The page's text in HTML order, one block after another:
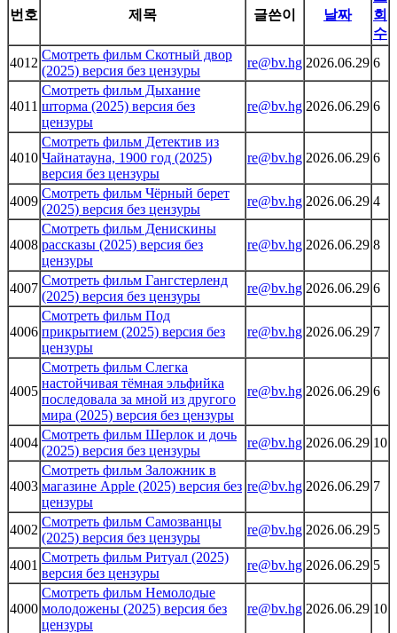
번호 제목 글쓴이 날짜
회
수
4012
Смотреть фильм Скотный двор
(2025) версия без цензуры
re@bv.hg 2026.06.29 6
4011
Смотреть фильм Дыхание
шторма (2025) версия без
цензуры
re@bv.hg 2026.06.29 6
4010
Смотреть фильм Детектив из
Чайнатауна, 1900 год (2025)
версия без цензуры
re@bv.hg 2026.06.29 6
4009
Смотреть фильм Чёрный берет
(2025) версия без цензуры
re@bv.hg 2026.06.29 4
4008
Смотреть фильм Денискины
рассказы (2025) версия без
цензуры
re@bv.hg 2026.06.29 8
4007
Смотреть фильм Гангстерленд
(2025) версия без цензуры
re@bv.hg 2026.06.29 6
4006
Смотреть фильм Под
прикрытием (2025) версия без
цензуры
re@bv.hg 2026.06.29 7
4005
Смотреть фильм Слегка
настойчивая тёмная эльфийка
последовала за мной из другого
мира (2025) версия без цензуры
re@bv.hg 2026.06.29 6
4004
Смотреть фильм Шерлок и дочь
(2025) версия без цензуры
re@bv.hg 2026.06.29 10
4003
Смотреть фильм Заложник в
магазине Apple (2025) версия без
цензуры
re@bv.hg 2026.06.29 7
4002
Смотреть фильм Самозванцы
(2025) версия без цензуры
re@bv.hg 2026.06.29 5
4001
Смотреть фильм Ритуал (2025)
версия без цензуры
re@bv.hg 2026.06.29 5
4000
Смотреть фильм Немолодые
молодожены (2025) версия без
цензуры
re@bv.hg 2026.06.29 10